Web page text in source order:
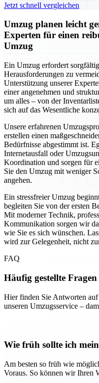
Jetzt schnell vergleichen
Umzug planen leicht
Experten für einen
Umzug
Ein Umzug erfordert
Herausforderungen zu
Unterstützung unserer
einer angenehmen und
um alles – von der
sich auf das Wesentliche
Unsere erfahrenen
erstellen einen
Bedürfnisse abgestimmt ist.
Internetausfall oder
Koordination und sorgen für
Sie den Umzug mit weniger
angehen.
Ein stressfreier Umzug
begleiten Sie von der ersten
Mit moderner Technik,
Kommunikation sorgen wir
wie Sie es sich wünschen.
wird zur Gelegenheit, nicht
FAQ
Häufig gestellte Fragen
Hier finden Sie Antworten
unseren Umzugsservice –
Wie früh sollte ich
Am besten so früh wie
Voraus. So können wir Ihren